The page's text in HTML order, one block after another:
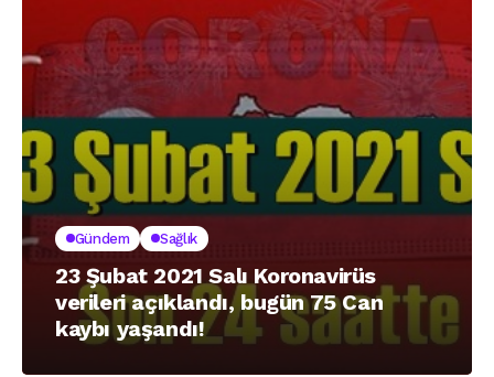
Gündem Sağlık
23 Şubat 2021 Salı Koronavirüs
verileri açıklandı, bugün 75 Can
kaybı yaşandı!